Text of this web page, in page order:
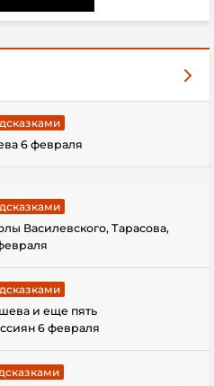
6 февраля
Василевского, Тарасова,
и еще пять
6 февраля